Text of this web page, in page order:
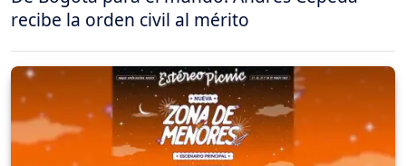
recibe la orden civil al mérito